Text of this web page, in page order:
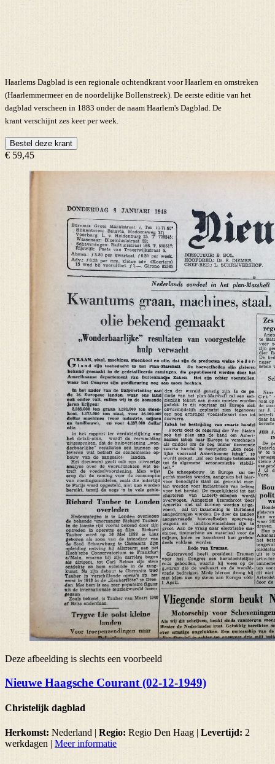
Haarlems Dagblad is een regionale ochtendkrant voor Haarlem en omstreken
(Haarlemmermeer en de noordelijke Bollenstreek). De eerste editie van het
dagblad verscheen in 1883 onder de naam Haarlem's Dagblad. De
krant verschijnt zes keer per week.
Bestel deze krant
€ 59,45
Deze afbeelding is slechts een voorbeeld
Nieuwe Haagsche Courant (02-12-1949)
Christelijk dagblad
Herkomst: Nederland | Regio: Regio Den Haag | Levertijd: 2
werkdagen | Meer informatie